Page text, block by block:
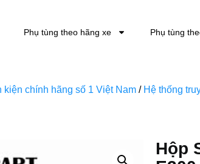
Phụ tùng theo hãng xe Phụ tùng
kiện chính hãng số 1 Việt Nam / Hệ thống
Hộp